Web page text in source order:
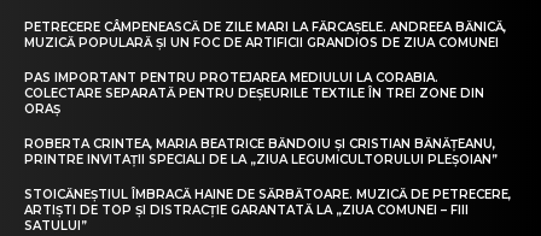
PETRECERE CÂMPENEASCĂ DE ZILE MARI LA FĂRCAȘELE. ANDREEA BĂNICĂ,
MUZICĂ POPULARĂ ȘI UN FOC DE ARTIFICII GRANDIOS DE ZIUA COMUNEI
PAS IMPORTANT PENTRU PROTEJAREA MEDIULUI LA CORABIA.
COLECTARE SEPARATĂ PENTRU DEȘEURILE TEXTILE ÎN TREI ZONE DIN
ORAȘ
ROBERTA CRINTEA, MARIA BEATRICE BĂNDOIU ȘI CRISTIAN BĂNĂȚEANU,
PRINTRE INVITAȚII SPECIALI DE LA „ZIUA LEGUMICULTORULUI PLEȘOIAN”
STOICĂNEȘTIUL ÎMBRACĂ HAINE DE SĂRBĂTOARE. MUZICĂ DE PETRECERE,
ARTIȘTI DE TOP ȘI DISTRACȚIE GARANTATĂ LA „ZIUA COMUNEI – FIII
SATULUI”